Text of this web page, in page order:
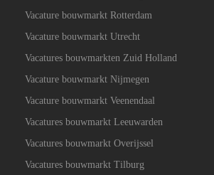
Vacature bouwmarkt Rotterdam
Vacature bouwmarkt Utrecht
Vacatures bouwmarkten Zuid Holland
Vacature bouwmarkt Nijmegen
Vacature bouwmarkt Veenendaal
Vacatures bouwmarkt Leeuwarden
Vacatures bouwmarkt Overijssel
Vacatures bouwmarkt Tilburg